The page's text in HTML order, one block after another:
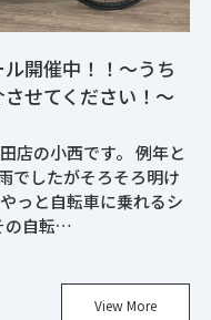
開催中！！～うち
せてください！～
店の小西です。 例年と
でしたがそろそろ明け
っと自転車に乗れるシ
の自転…
View More